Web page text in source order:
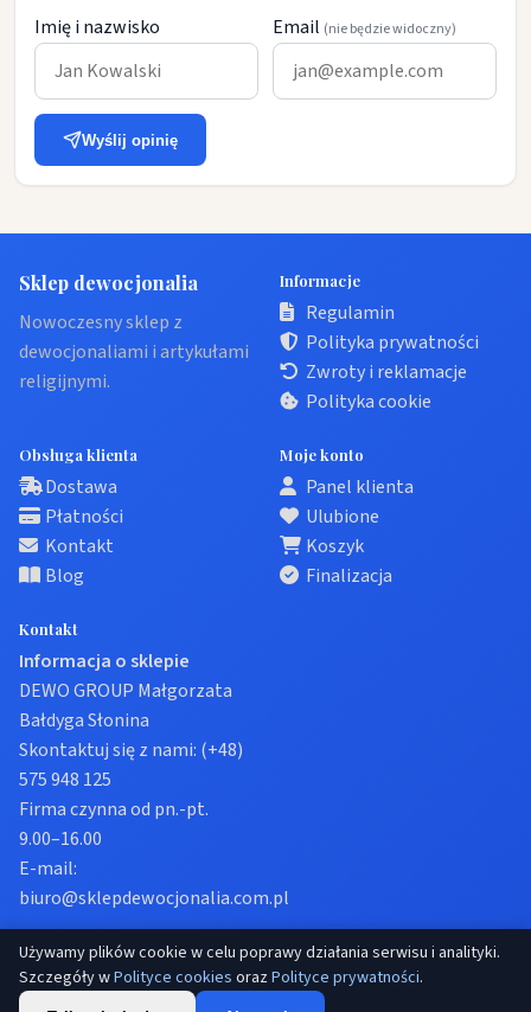
Imię i nazwisko Email (nie będzie widoczny)
Wyślij opinię
Sklep dewocjonalia
Nowoczesny sklep z
dewocjonaliami i artykułami
religijnymi.
Informacje
Regulamin
Polityka prywatności
Zwroty i reklamacje
Polityka cookie
Obsługa klienta
Dostawa
Płatności
Kontakt
Blog
Moje konto
Panel klienta
Ulubione
Koszyk
Finalizacja
Kontakt
Informacja o sklepie
DEWO GROUP Małgorzata
Bałdyga Słonina
Skontaktuj się z nami: (+48)
575 948 125
Firma czynna od pn.-pt.
9.00–16.00
E-mail:
biuro@sklepdewocjonalia.com.pl
© 2026 Sklep dewocjonalia. Wszelkie prawa zastrzeżone.
Prywatność
Regulamin Ustawienia cookies
Używamy plików cookie w celu poprawy działania serwisu i analityki.
Szczegóły wPolityce cookies orazPolityce prywatności.